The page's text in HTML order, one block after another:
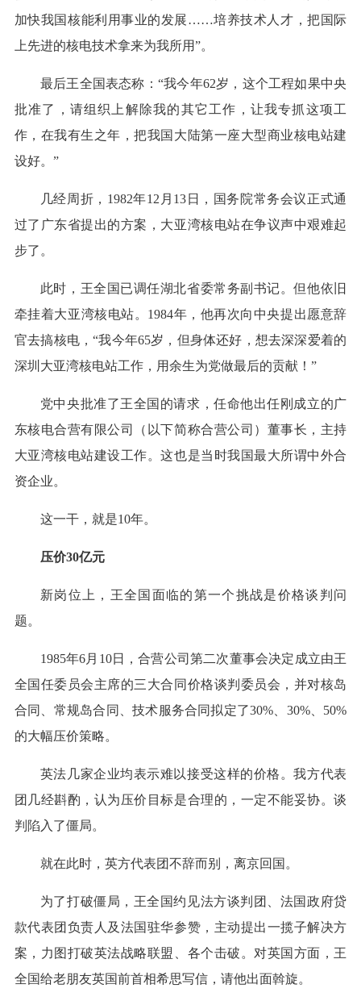
加快我国核能利用事业的发展……培养技术人才，把国际
上先进的核电技术拿来为我所用”。
最后王全国表态称：“我今年62岁，这个工程如果中央
批准了，请组织上解除我的其它工作，让我专抓这项工
作，在我有生之年，把我国大陆第一座大型商业核电站建
设好。”
几经周折，1982年12月13日，国务院常务会议正式通
过了广东省提出的方案，大亚湾核电站在争议声中艰难起
步了。
此时，王全国已调任湖北省委常务副书记。但他依旧
牵挂着大亚湾核电站。1984年，他再次向中央提出愿意辞
官去搞核电，“我今年65岁，但身体还好，想去深深爱着的
深圳大亚湾核电站工作，用余生为党做最后的贡献！”
党中央批准了王全国的请求，任命他出任刚成立的广
东核电合营有限公司（以下简称合营公司）董事长，主持
大亚湾核电站建设工作。这也是当时我国最大所谓中外合
资企业。
这一干，就是10年。
压价30亿元
新岗位上，王全国面临的第一个挑战是价格谈判问
题。
1985年6月10日，合营公司第二次董事会决定成立由王
全国任委员会主席的三大合同价格谈判委员会，并对核岛
合同、常规岛合同、技术服务合同拟定了30%、30%、50%
的大幅压价策略。
英法几家企业均表示难以接受这样的价格。我方代表
团几经斟酌，认为压价目标是合理的，一定不能妥协。谈
判陷入了僵局。
就在此时，英方代表团不辞而别，离京回国。
为了打破僵局，王全国约见法方谈判团、法国政府贷
款代表团负责人及法国驻华参赞，主动提出一揽子解决方
案，力图打破英法战略联盟、各个击破。对英国方面，王
全国给老朋友英国前首相希思写信，请他出面斡旋。